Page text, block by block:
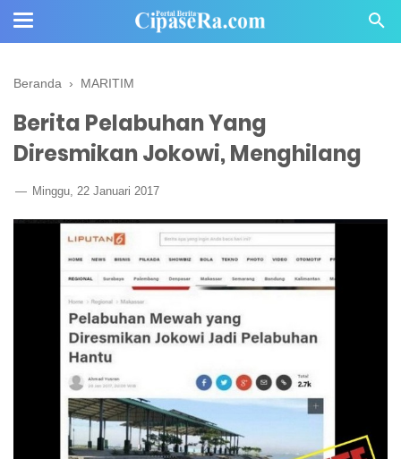
Beranda › MARITIM
Berita Pelabuhan Yang
Diresmikan Jokowi, Menghilang
Minggu, 22 Januari 2017